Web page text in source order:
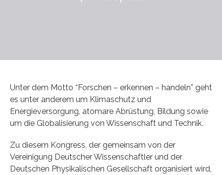
Unter dem Motto “Forschen – erkennen – handeln” geht
es unter anderem um Klimaschutz und
Energieversorgung, atomare Abrüstung, Bildung sowie
um die Globalisierung von Wissenschaft und Technik.
Zu diesem Kongress, der gemeinsam von der
Vereinigung Deutscher Wissenschaftler und der
Deutschen Physikalischen Gesellschaft organisiert wird,